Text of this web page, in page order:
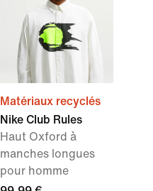
Matériaux recyclés
Nike Club Rules
Haut Oxford à
manches longues
pour homme